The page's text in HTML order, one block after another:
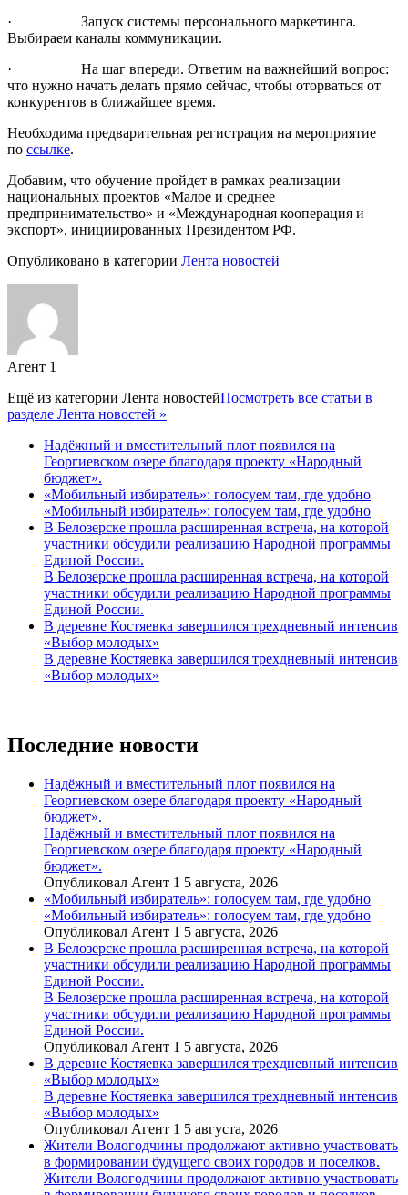
· Запуск системы персонального маркетинга.
Выбираем каналы коммуникации.
· На шаг впереди. Ответим на важнейший вопрос:
что нужно начать делать прямо сейчас, чтобы оторваться от
конкурентов в ближайшее время.
Необходима предварительная регистрация на мероприятие
по ссылке.
Добавим, что обучение пройдет в рамках реализации
национальных проектов «Малое и среднее
предпринимательство» и «Международная кооперация и
экспорт», инициированных Президентом РФ.
Опубликовано в категории Лента новостей
Агент 1
Ещё из категории Лента новостейПосмотреть все статьи в
разделе Лента новостей »
Надёжный и вместительный плот появился на
Георгиевском озере благодаря проекту «Народный
бюджет».
«Мобильный избиратель»: голосуем там, где удобно
«Мобильный избиратель»: голосуем там, где удобно
В Белозерске прошла расширенная встреча, на которой
участники обсудили реализацию Народной программы
Единой России.
В Белозерске прошла расширенная встреча, на которой
участники обсудили реализацию Народной программы
Единой России.
В деревне Костяевка завершился трехдневный интенсив
«Выбор молодых»
В деревне Костяевка завершился трехдневный интенсив
«Выбор молодых»
Последние новости
Надёжный и вместительный плот появился на
Георгиевском озере благодаря проекту «Народный
бюджет».
Надёжный и вместительный плот появился на
Георгиевском озере благодаря проекту «Народный
бюджет».
Опубликовал Агент 1 5 августа, 2026
«Мобильный избиратель»: голосуем там, где удобно
«Мобильный избиратель»: голосуем там, где удобно
Опубликовал Агент 1 5 августа, 2026
В Белозерске прошла расширенная встреча, на которой
участники обсудили реализацию Народной программы
Единой России.
В Белозерске прошла расширенная встреча, на которой
участники обсудили реализацию Народной программы
Единой России.
Опубликовал Агент 1 5 августа, 2026
В деревне Костяевка завершился трехдневный интенсив
«Выбор молодых»
В деревне Костяевка завершился трехдневный интенсив
«Выбор молодых»
Опубликовал Агент 1 5 августа, 2026
Жители Вологодчины продолжают активно участвовать
в формировании будущего своих городов и поселков.
Жители Вологодчины продолжают активно участвовать